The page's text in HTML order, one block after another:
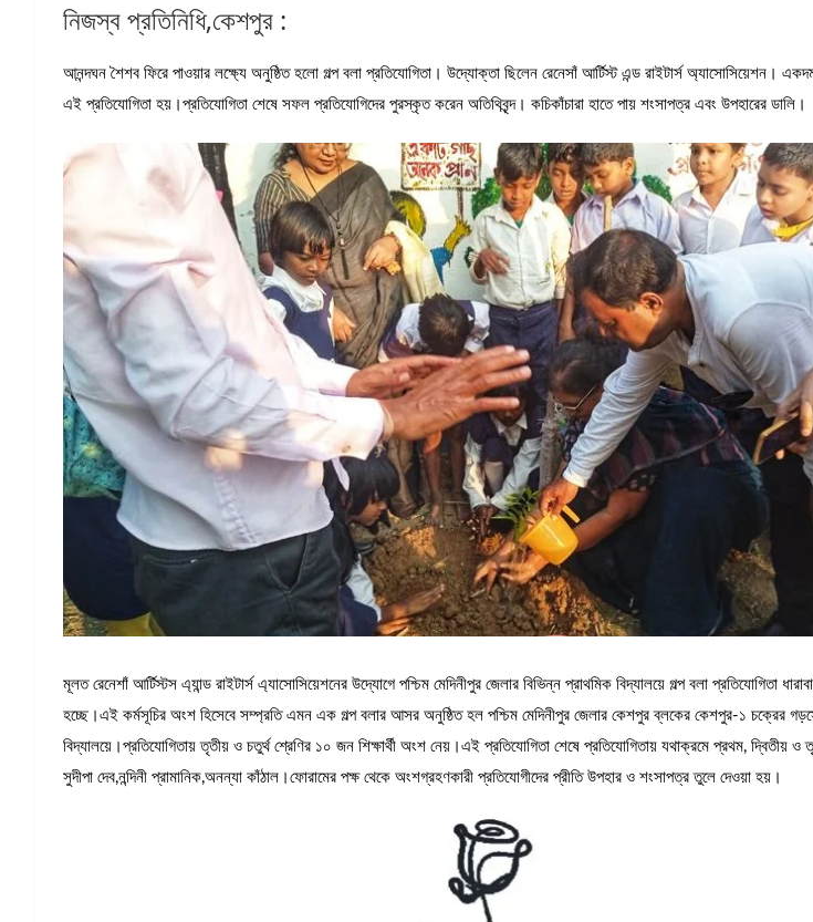
নিজস্ব প্রতিনিধি,কেশপুর :
আনন্দঘন শৈশব ফিরে পাওয়ার লক্ষ্যে অনুষ্ঠিত হলো গল্প বলা প্রতিযোগিতা। উদ্যোক্তা ছিলেন রেনেসাঁ আর্টিস্ট এন্ড রাইটার্স অ্যাসোসিয়েশন। একদম
এই প্রতিযোগিতা হয়।প্রতিযোগিতা শেষে সফল প্রতিযোগিদের পুরস্কৃত করেন অতিথিবৃন্দ। কচিকাঁচারা হাতে পায় শংসাপত্র এবং উপহারের ডালি।
মূলত রেনেশাঁ আর্টিস্টস এ্যান্ড রাইটার্স এ্যাসোসিয়েশনের উদ্যোগে পশ্চিম মেদিনীপুর জেলার বিভিন্ন প্রাথমিক বিদ্যালয়ে গল্প বলা প্রতিযোগিতা
হচ্ছে।এই কর্মসূচির অংশ হিসেবে সম্প্রতি এমন এক গল্প বলার আসর অনুষ্ঠিত হল পশ্চিম মেদিনীপুর জেলার কেশপুর ব্লকের কেশপুর-১ চক্রের
বিদ্যালয়ে।প্রতিযোগিতায় তৃতীয় ও চতুর্থ শ্রেণির ১০ জন শিক্ষার্থী অংশ নেয়।এই প্রতিযোগিতা শেষে প্রতিযোগিতায় যথাক্রমে প্রথম, দ্বিতীয় ও
সুদীপা দেব,নন্দিনী প্রামানিক,অনন্যা কাঁঠাল।ফোরামের পক্ষ থেকে অংশগ্রহণকারী প্রতিযোগীদের প্রীতি উপহার ও শংসাপত্র তুলে দেওয়া হয়।